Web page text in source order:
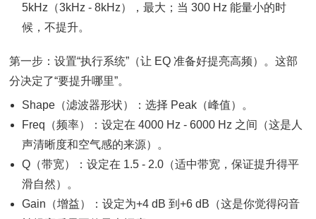
5kHz（3kHz - 8kHz），最大；当 300 Hz 能量小的时
候，不提升。
第一步：设置“执行系统”（让 EQ 准备好提亮高频）。这部
分决定了“要提升哪里”。
Shape（滤波器形状）：选择 Peak（峰值）。
Freq（频率）：设定在 4000 Hz - 6000 Hz 之间（这是人
声清晰度和空气感的来源）。
Q（带宽）：设定在 1.5 - 2.0（适中带宽，保证提升得平
滑自然）。
Gain（增益）：设定为+4 dB 到+6 dB（这是你觉得闷音